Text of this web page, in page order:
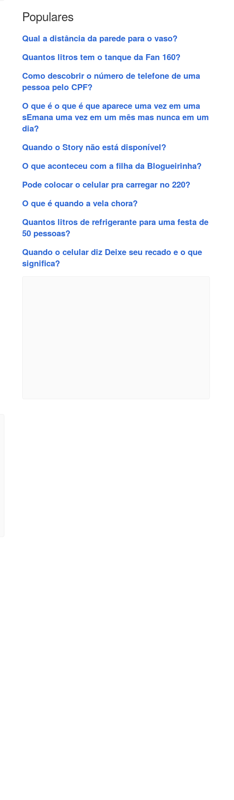
Populares
Qual a distância da parede para o vaso?
Quantos litros tem o tanque da Fan 160?
Como descobrir o número de telefone de uma
pessoa pelo CPF?
O que é o que é que aparece uma vez em uma
sEmana uma vez em um mês mas nunca em um
dia?
Quando o Story não está disponível?
O que aconteceu com a filha da Blogueirinha?
Pode colocar o celular pra carregar no 220?
O que é quando a vela chora?
Quantos litros de refrigerante para uma festa de
50 pessoas?
Quando o celular diz Deixe seu recado e o que
significa?